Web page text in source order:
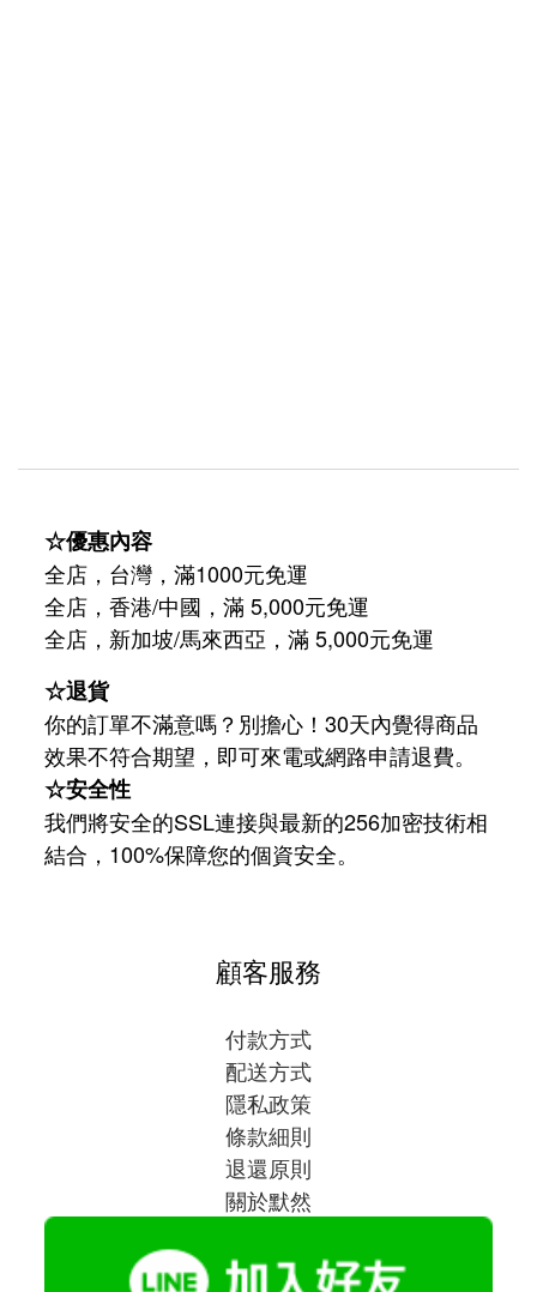
☆優惠內容
全店，台灣，滿1000元免運
全店，香港/中國，滿 5,000元免運
全店，新加坡/馬來西亞，滿 5,000元免運
☆退貨
你的訂單不滿意嗎？別擔心！30天內覺得商品
效果不符合期望，即可來電或網路申請退費。
☆安全性
我們將安全的SSL連接與最新的256加密技術相
結合，100%保障您的個資安全。
顧客服務
付款方式
配送方式
隱私政策
條款細則
退還原則
關於默然